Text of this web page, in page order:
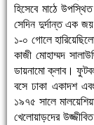
হিসেবে মাঠে
সেদিন দুর্দান্ত এক
১-০ গোলে
কাজী মোহাম্মদ
ডায়নামো ক্লাব।
বসে ঢাকা একাদশ
১৯৭৫ সালে
খেলোয়াড়দের